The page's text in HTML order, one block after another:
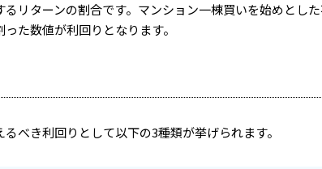
リターンの割合です。マンション一棟買いを始めとし
た数値が利回りとなります。
べき利回りとして以下の3種類が挙げられます。